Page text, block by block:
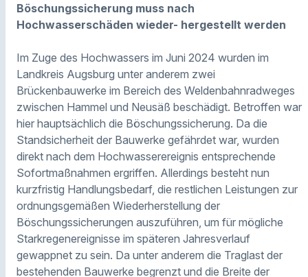
Böschungssicherung muss nach
Hochwasserschäden wieder- hergestellt werden
Im Zuge des Hochwassers im Juni 2024 wurden im
Landkreis Augsburg unter anderem zwei
Brückenbauwerke im Bereich des Weldenbahnradweges
zwischen Hammel und Neusäß beschädigt. Betroffen war
hier hauptsächlich die Böschungssicherung. Da die
Standsicherheit der Bauwerke gefährdet war, wurden
direkt nach dem Hochwasserereignis entsprechende
Sofortmaßnahmen ergriffen. Allerdings besteht nun
kurzfristig Handlungsbedarf, die restlichen Leistungen zur
ordnungsgemäßen Wiederherstellung der
Böschungssicherungen auszuführen, um für mögliche
Starkregenereignisse im späteren Jahresverlauf
gewappnet zu sein. Da unter anderem die Traglast der
bestehenden Bauwerke begrenzt und die Breite der